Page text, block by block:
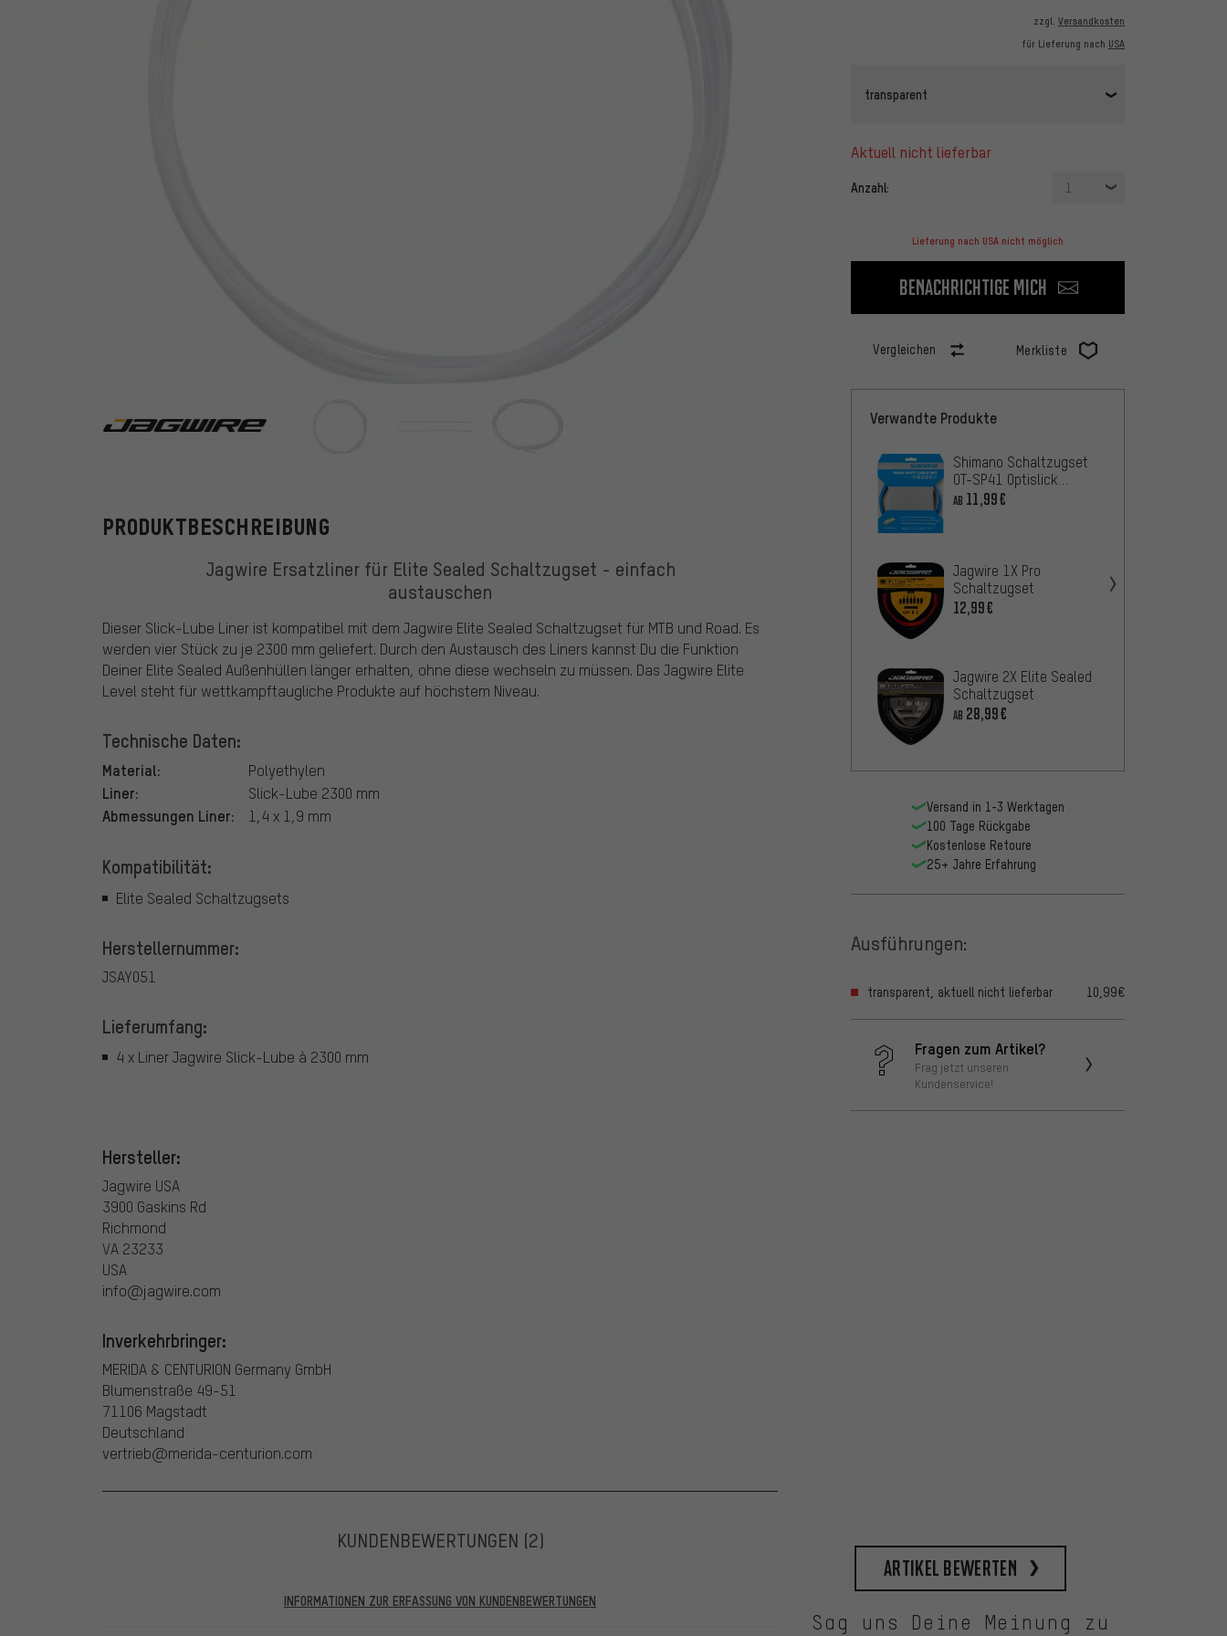
zzgl. Versandkosten
für Lieferung nach USA
transparent
aktuell nicht lieferbar
Anzahl: 1
Lieferung nach USA nicht möglich
Benachrichtige mich
Vergleichen Merkliste
PRODUKTBESCHREIBUNG
Jagwire Ersatzliner für Elite Sealed Schaltzugset - einfach
austauschen
Dieser Slick-Lube Liner ist kompatibel mit dem Jagwire Elite Sealed Schaltzugset für MTB und Road. Es
werden vier Stück zu je 2300 mm geliefert. Durch den Austausch des Liners kannst Du die Funktion
Deiner Elite Sealed Außenhüllen länger erhalten, ohne diese wechseln zu müssen. Das Jagwire Elite
Level steht für wettkampftaugliche Produkte auf höchstem Niveau.
Technische Daten:
Material: Polyethylen
Liner: Slick-Lube 2300 mm
Abmessungen Liner: 1,4 x 1,9 mm
Kompatibilität:
Elite Sealed Schaltzugsets
Herstellernummer:
JSAY051
Lieferumfang:
4 x Liner Jagwire Slick-Lube à 2300 mm
Hersteller:
Jagwire USA
3900 Gaskins Rd
Richmond
VA 23233
USA
info@jagwire.com
Inverkehrbringer:
MERIDA & CENTURION Germany GmbH
Blumenstraße 49-51
71106 Magstadt
Deutschland
vertrieb@merida-centurion.com
Verwandte Produkte
Shimano Schaltzugset
OT-SP41 Optislick
Rennrad
AB 11,99€
Jagwire 1X Pro
Schaltzugset
12,99€
Jagwire 2X Elite Sealed
Schaltzugset
AB 28,99€
Versand in 1-3 Werktagen
100 Tage Rückgabe
Kostenlose Retoure
25+ Jahre Erfahrung
Ausführungen:
transparent, aktuell nicht lieferbar 10,99€
Fragen zum Artikel?
Frag jetzt unseren
Kundenservice!
KUNDENBEWERTUNGEN (2)
INFORMATIONEN ZUR ERFASSUNG VON KUNDENBEWERTUNGEN
Artikel bewerten
Sag uns Deine Meinung zu